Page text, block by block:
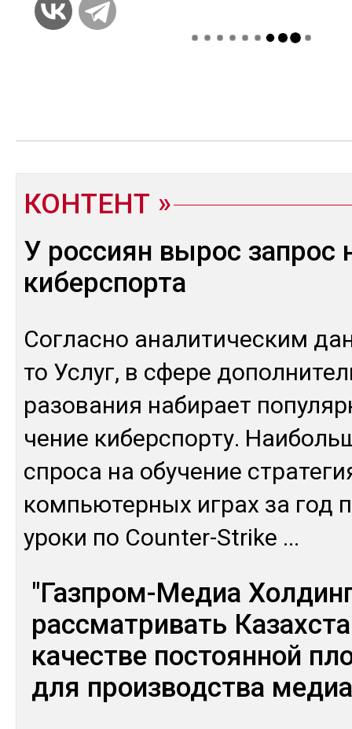
КОНТЕНТ
У россиян вырос запрос
киберспорта
Сог­лас­но ана­лити­чес­ким
то Ус­луг, в сфе­ре
ра­зова­ния на­бирает
чение ки­бер­спор­ту.
спро­са на обу­чение
компь­ютер­ных иг­рах за год
уро­ки по Counter-Strike ...
"Газпром-Медиа
рассматривать
качестве постоянной
для производства